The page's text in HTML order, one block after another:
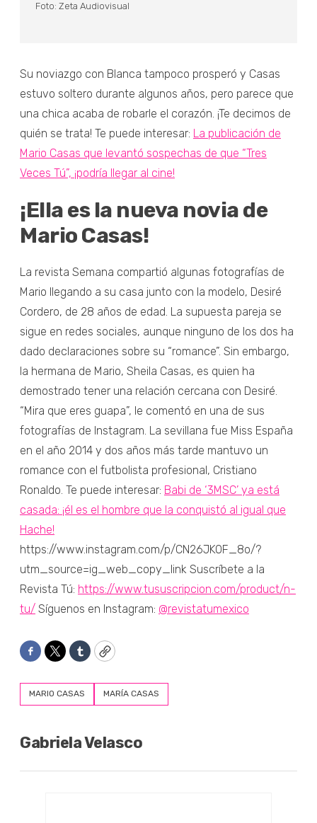
Foto: Zeta Audiovisual
Su noviazgo con Blanca tampoco prosperó y Casas
estuvo soltero durante algunos años, pero parece que
una chica acaba de robarle el corazón. ¡Te decimos de
quién se trata! Te puede interesar: La publicación de
Mario Casas que levantó sospechas de que “Tres
Veces Tú”, ¡podría llegar al cine!
¡Ella es la nueva novia de
Mario Casas!
La revista Semana compartió algunas fotografías de
Mario llegando a su casa junto con la modelo, Desiré
Cordero, de 28 años de edad. La supuesta pareja se
sigue en redes sociales, aunque ninguno de los dos ha
dado declaraciones sobre su “romance”. Sin embargo,
la hermana de Mario, Sheila Casas, es quien ha
demostrado tener una relación cercana con Desiré.
“Mira que eres guapa”, le comentó en una de sus
fotografías de Instagram. La sevillana fue Miss España
en el año 2014 y dos años más tarde mantuvo un
romance con el futbolista profesional, Cristiano
Ronaldo. Te puede interesar: Babi de ‘3MSC’ ya está
casada: ¡él es el hombre que la conquistó al igual que
Hache!
https://www.instagram.com/p/CN26JKOF_8o/?
utm_source=ig_web_copy_link Suscríbete a la
Revista Tú: https://www.tususcripcion.com/product/n-
tu/ Síguenos en Instagram: @revistatumexico
Facebook
TwitterTumblrCopy
MARIO CASAS MARÍA CASAS
Gabriela Velasco